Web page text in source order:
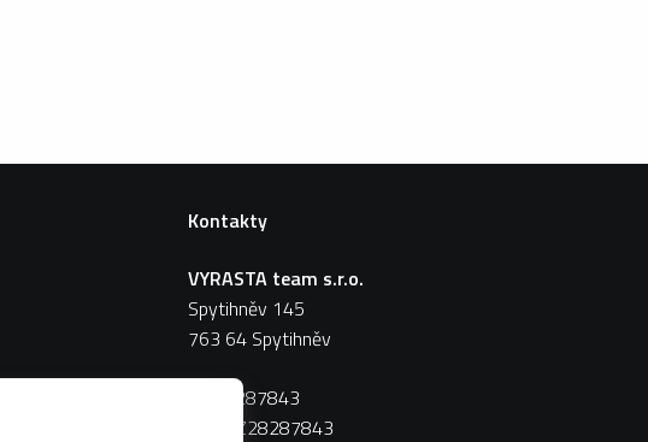
Kontakty
VYRASTA team s.r.o.
Spytihněv 145
763 64 Spytihněv
28287843
CZ28287843